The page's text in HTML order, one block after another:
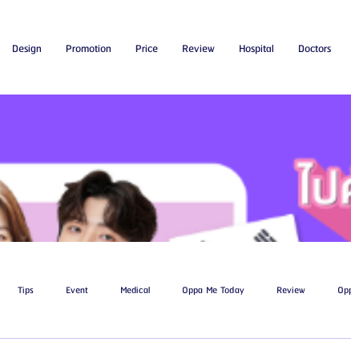
Design Promotion Price Review Hospital Doctors
Tips Event Medical Oppa Me Today Review